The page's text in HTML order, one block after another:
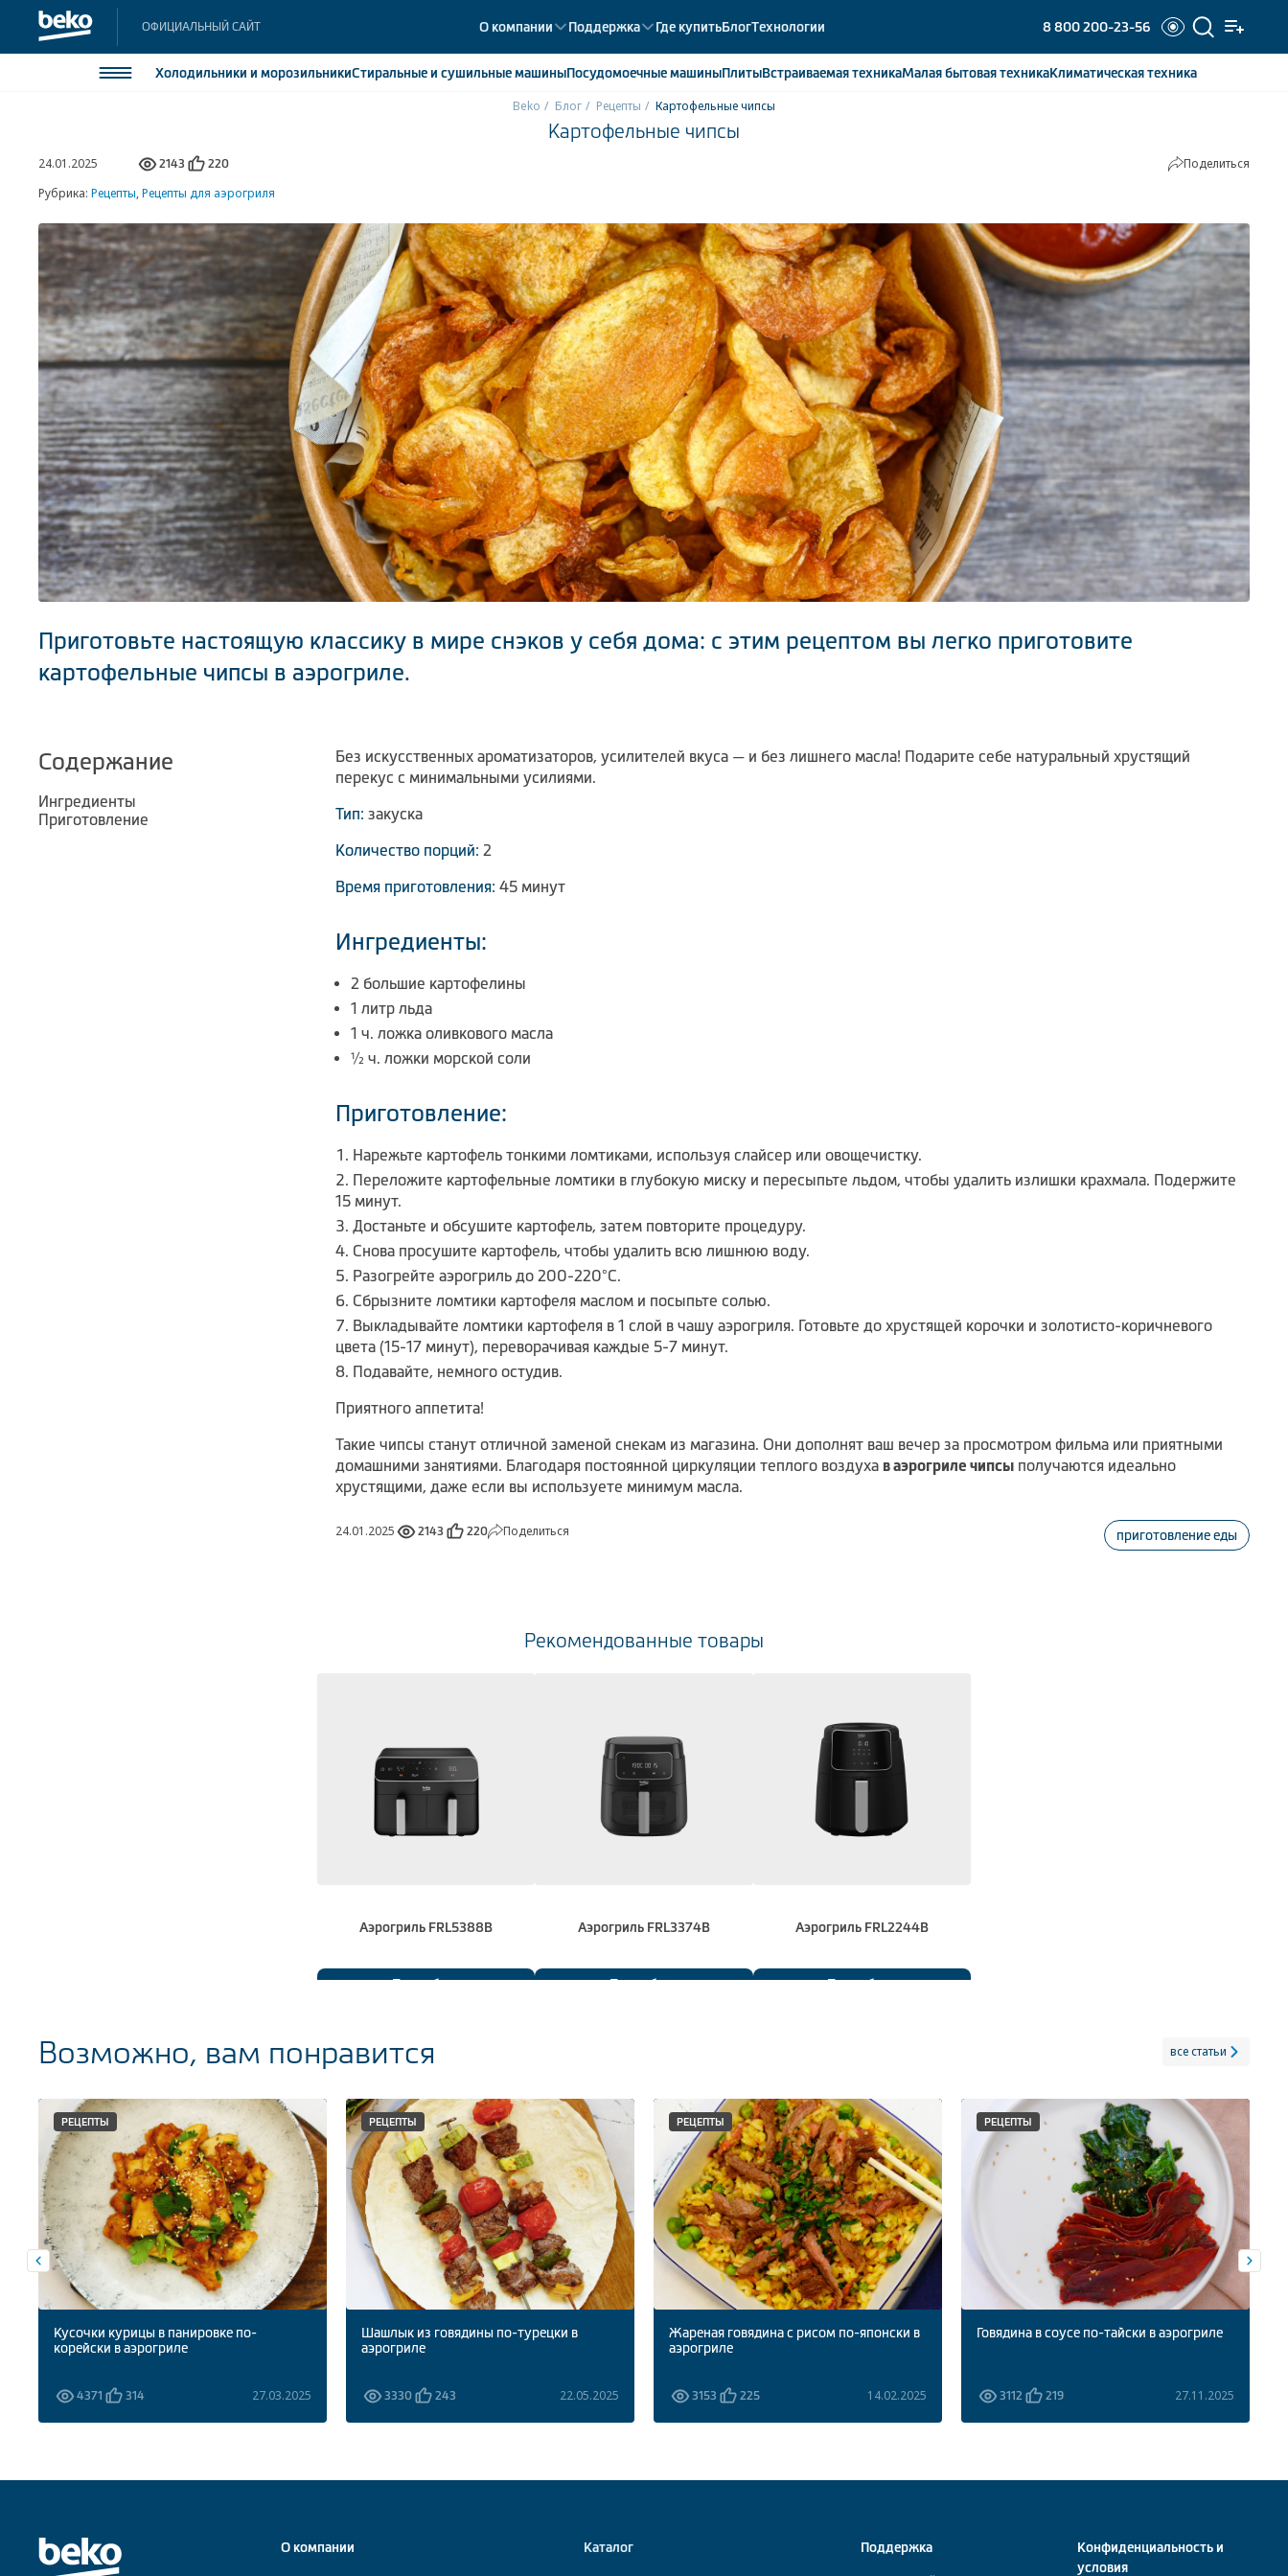
ОФИЦИАЛЬНЫЙ САЙТ О компании Поддержка Где купитьБлогТехнологии 8 800 200-23-56
Холодильники и морозильникиСтиральные и сушильные машиныПосудомоечныемашиныПлитыВстраиваемаятехникаМалая бытоваятехникаКлиматическаятехника
Стиральные и сушильные машины
Плиты
Встраиваемая техника
Малая бытовая техника
Климатическая техника
Встраиваемые морозильные камеры1
Beko Блог Рецепты Картофельные чипсы
Картофельные чипсы
24.01.2025 2143 220
Поделиться
Рубрика: Рецепты,Рецепты для аэрогриля
Приготовьте настоящую классику в мире снэков у себя дома: с этим рецептом вы легко приготовите
картофельные чипсы в аэрогриле.
Содержание
Ингредиенты
Приготовление
Без искусственных ароматизаторов, усилителей вкуса — и без лишнего масла! Подарите себе натуральный хрустящий
перекус с минимальными усилиями.
Тип: закуска
Количество порций: 2
Время приготовления: 45 минут
Ингредиенты:
2 большие картофелины
1 литр льда
1 ч. ложка оливкового масла
½ ч. ложки морской соли
Приготовление:
Нарежьте картофель тонкими ломтиками, используя слайсер или овощечистку.
Переложите картофельные ломтики в глубокую миску и пересыпьте льдом, чтобы удалить излишки крахмала. Подержите
15 минут.
Достаньте и обсушите картофель, затем повторите процедуру.
Снова просушите картофель, чтобы удалить всю лишнюю воду.
Разогрейте аэрогриль до 200-220°С.
Сбрызните ломтики картофеля маслом и посыпьте солью.
Выкладывайте ломтики картофеля в 1 слой в чашу аэрогриля. Готовьте до хрустящей корочки и золотисто-коричневого
цвета (15-17 минут), переворачивая каждые 5-7 минут.
Подавайте, немного остудив.
Приятного аппетита!
Такие чипсы станут отличной заменой снекам из магазина. Они дополнят ваш вечер за просмотром фильма или приятными
домашними занятиями. Благодаря постоянной циркуляции теплого воздуха в аэрогриле чипсы получаются идеально
хрустящими, даже если вы используете минимум масла.
24.01.2025 2143 220 Поделиться приготовление еды
Рекомендованные товары
Аэрогриль FRL5388B
Подробнее
Аэрогриль FRL3374B
Подробнее
Аэрогриль FRL2244B
Подробнее
Возможно, вам понравится все статьи
РЕЦЕПТЫ
Кусочки курицы в панировке по-
корейски в аэрогриле
4371 314 27.03.2025
РЕЦЕПТЫ
Шашлык из говядины по-турецки в
аэрогриле
3330 243 22.05.2025
РЕЦЕПТЫ
Жареная говядина с рисом по-японски в
аэрогриле
3153 225 14.02.2025
РЕЦЕПТЫ
Говядина в соусе по-тайски в аэрогриле
3112 219 27.11.2025
О компании Каталог Поддержка
Конфиденциальность и
условия